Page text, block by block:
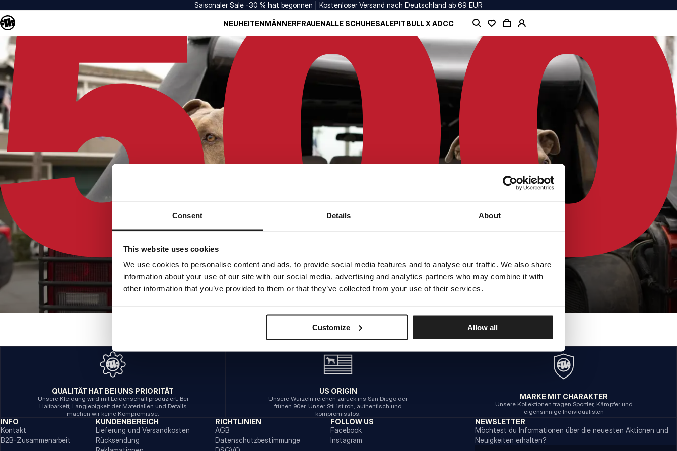
Consent Details About
This website uses cookies
We use cookies to personalise content and ads, to provide social media features and to analyse our traffic. We also share
information about your use of our site with our social media, advertising and analytics partners who may combine it with
other information that you’ve provided to them or that they’ve collected from your use of their services.
Customize Allow all
Saisonaler Sale -30 % hat begonnen | Kostenloser Versand nach Deutschland ab 69 EUR
NEUHEITENMÄNNERFRAUENALLE SCHUHESALEPITBULL X ADCC
INTERNER SERVERFEHLER
ZURÜCK ZUR STARTSEITE
QUALITÄT HAT BEI UNS PRIORITÄT
Unsere Kleidung wird mit Leidenschaft produziert. Bei
Haltbarkeit, Langlebigkeit der Materialien und Details
machen wir keine Kompromisse.
US ORIGIN
Unsere Wurzeln reichen zurück ins San Diego der
frühen 90er. Unser Stil ist roh, authentisch und
kompromisslos.
MARKE MIT CHARAKTER
Unsere Kollektionen tragen Sportler, Kämpfer und
eigensinnige Individualisten
INFO
Kontakt
B2B-Zusammenarbeit
KUNDENBEREICH
Lieferung und Versandkosten
Rücksendung
RICHTLINIEN
AGB
Datenschutzbestimmunge
FOLLOW US
Facebook
Instagram
NEWSLETTER
Möchtest du Informationen über die neuesten Aktionen und
Neuigkeiten erhalten?